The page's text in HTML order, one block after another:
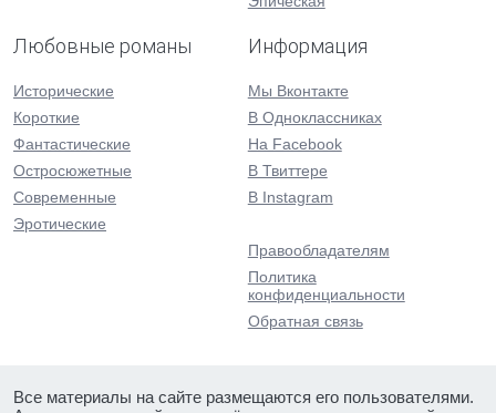
Любовные романы
Исторические
Короткие
Фантастические
Остросюжетные
Современные
Эротические
Информация
Мы Вконтакте
В Одноклассниках
На Facebook
В Твиттере
В Instagram
Правообладателям
Политика
конфиденциальности
Обратная связь
Все материалы на сайте размещаются его пользователями.